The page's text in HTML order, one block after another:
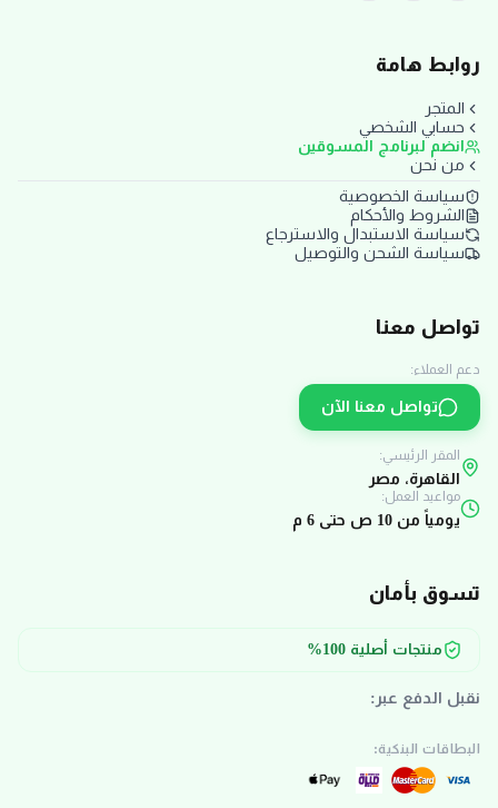
روابط هامة
المتجر
حسابي الشخصي
انضم لبرنامج المسوقين
من نحن
سياسة الخصوصية
الشروط والأحكام
سياسة الاستبدال والاسترجاع
سياسة الشحن والتوصيل
تواصل معنا
دعم العملاء:
تواصل معنا الآن
المقر الرئيسي:
القاهرة، مصر
مواعيد العمل:
يومياً من 10 ص حتى 6 م
تسوق بأمان
منتجات أصلية 100%
نقبل الدفع عبر:
البطاقات البنكية: